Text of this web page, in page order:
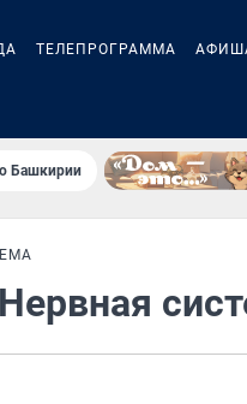
ТЕЛЕПРОГРАММА
Башкирии